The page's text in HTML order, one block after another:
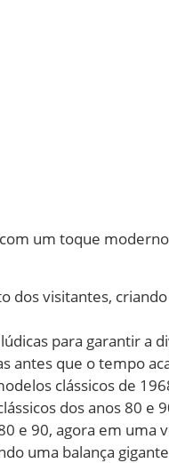
um toque
dos visitantes,
para garantir a
antes que o tempo
clássicos de
dos anos 80 e
e 90, agora em uma
uma balança